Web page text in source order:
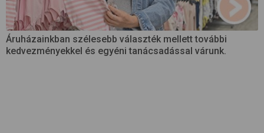
Áruházainkban szélesebb választék mellett további
kedvezményekkel és egyéni tanácsadással várunk.